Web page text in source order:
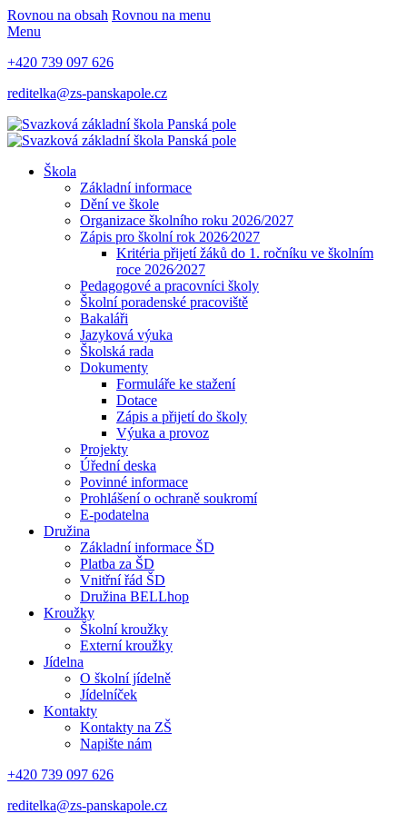
Rovnou na obsah Rovnou na menu
Menu
+420 739 097 626
reditelka@zs-panskapole.cz
Škola
Základní informace
Dění ve škole
Organizace školního roku 2026/2027
Zápis pro školní rok 2026⁄2027
Kritéria přijetí žáků do 1. ročníku ve školním
roce 2026⁄2027
Pedagogové a pracovníci školy
Školní poradenské pracoviště
Bakaláři
Jazyková výuka
Školská rada
Dokumenty
Formuláře ke stažení
Dotace
Zápis a přijetí do školy
Výuka a provoz
Projekty
Úřední deska
Povinné informace
Prohlášení o ochraně soukromí
E-podatelna
Družina
Základní informace ŠD
Platba za ŠD
Vnitřní řád ŠD
Družina BELLhop
Kroužky
Školní kroužky
Externí kroužky
Jídelna
O školní jídelně
Jídelníček
Kontakty
Kontakty na ZŠ
Napište nám
+420 739 097 626
reditelka@zs-panskapole.cz